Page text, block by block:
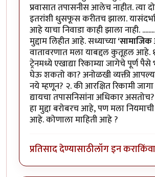
प्रवासात तपासनीस आलेच नाहीत. त्या
इतरांशी धुसफूस करीतच झाला.
आहे याचा निवाडा काही झाला नाही.
मुद्दाम लिहीत आहे. सध्याच्या‘सामाजिक
वातावरणात मला याबद्दल कुतूहल आहे.
ट्रेनमध्ये एखाद्या रिकाम्या जागेचे पूर्ण
घेऊ शकतो का? अनोळखी व्यक्ती
नये म्हणून? २. की आरक्षित रिकामी
द्यायचा तपासनिसांना अधिकार
हा मुद्दा बरोबरच आहे, पण मला
आहे. कोणाला माहिती आहे ?
प्रतिसाद देण्यासाठीलॉग इन कराकिंवा